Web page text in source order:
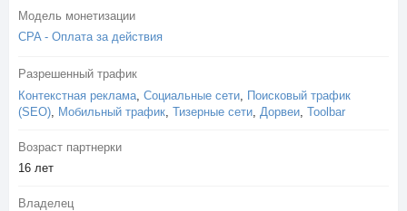
Модель монетизации
CPA - Оплата за действия
Разрешенный трафик
Контекстная реклама Социальные сети Поисковый трафик
(SEO) Мобильный трафик Тизерные сети Дорвеи Toolbar
Возраст партнерки
16 лет
Владелец